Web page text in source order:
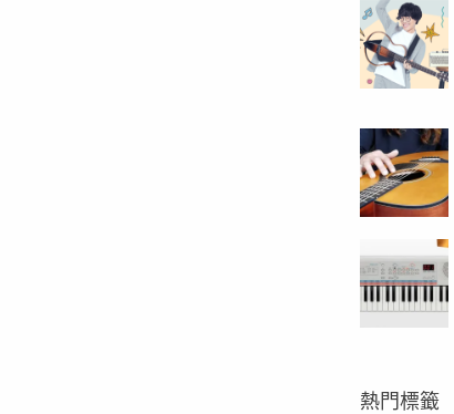
熱門標籤